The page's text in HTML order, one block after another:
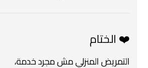
❤️ الختام
التمريض المنزلي مش مجرد خدمة،